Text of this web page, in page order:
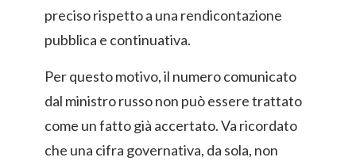
preciso rispetto a una rendicontazione
pubblica e continuativa.
Per questo motivo, il numero comunicato
dal ministro russo non può essere trattato
come un fatto già accertato. Va ricordato
che una cifra governativa, da sola, non